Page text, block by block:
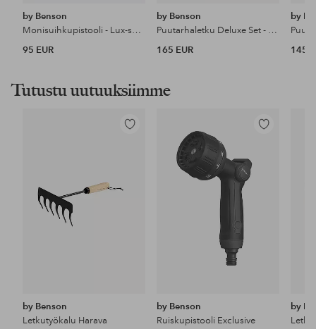
by Benson
Monisuihkupistooli - Lux-sarja
95 EUR
by Benson
Puutarhaletku Deluxe Set - 15m
165 EUR
by
145
Tutustu uutuuksiimme
Lisää
by Benson
Letkutyökalu Harava
Lisää
by Benson
Ruiskupistooli Exclusive
by
Letku